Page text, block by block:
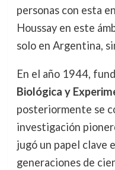
personas con esta
Houssay en este
solo en Argentina,
En el año 1944,
Biológica y
posteriormente se
investigación
jugó un papel clave
generaciones de